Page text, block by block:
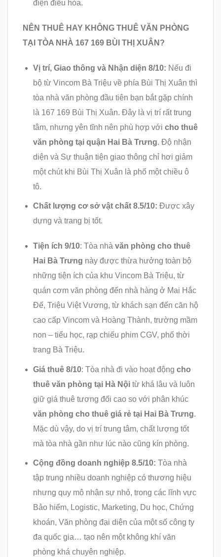
điện điều hòa.
NÊN THUÊ HAY KHÔNG THUÊ VĂN PHÒNG
TẠI TÒA NHÀ 167 169 BÙI THỊ XUÂN?
Vị trí, Giao thông và Nhận diện 8/10: Nếu đi
bộ từ Vincom Bà Triệu về phía Bùi Thị Xuân thì
tòa nhà văn phòng đầu tiên bạn bắt gặp chính
là 167 169 Bùi Thị Xuân. Đây là vị trí rất trung
tâm, nhưng yên tĩnh nên phù hợp với cho thuê
văn phòng tại quận Hai Bà Trưng. Độ nhận
diện và Sự thuận tiện giao thông chỉ hơi giảm
một chút khi Bùi Thị Xuân là phố một chiều ô
tô.
Chất lượng cơ sở vật chất 8.5/10: Được xây
dựng và trang bị tốt.
Tiện ích 9/10: Tòa nhà văn phòng cho thuê
Hai Bà Trưng này được thừa hưởng toàn bộ
những tiện ích của khu Vincom Bà Triệu, từ
quán cơm văn phòng đến nhà hàng ở Mai Hắc
Đế, Triệu Việt Vương, từ khách sạn đến căn hộ
cao cấp Vincom và Hoàng Thành, trường mầm
non – tiểu học, rạp chiếu phim CGV, phố thời
trang Bà Triệu.
Giá thuê 8/10: Tòa nhà đi vào hoạt động cho
thuê văn phòng tại Hà Nộitừ khá lâu và luôn
giữ giá thuê tương đối cao so với phân khúc
văn phòng cho thuê giá rẻ tại Hai Bà Trưng.
Mặc dù vậy, do vị trí trung tâm, chất lượng tốt
mà tòa nhà gần như lúc nào cũng kín phòng.
Cộng đồng doanh nghiệp 8.5/10: Tòa nhà
tập trung nhiều doanh nghiệp có thương hiệu
nhưng quy mô nhân sự nhỏ, trong các lĩnh vực
Bảo hiểm, Logistic, Marketing, Du học, Chứng
khoán, Văn phòng đại diện của một số công ty
đa quốc gia… tạo nên một không khí văn
phòng khá chuyên nghiệp.